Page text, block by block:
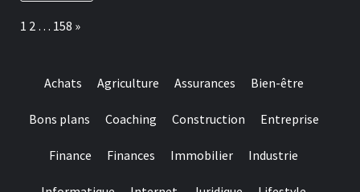
Page:
1 2 … 158 Next
»
Achats Agriculture Assurances Bien-être
Bons plans Coaching Construction Entreprise
Finance Finances Immobilier Industrie